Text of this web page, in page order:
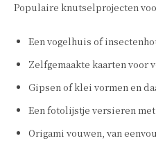
Populaire knutselprojecten
Een vogelhuis of
Zelfgemaakte kaarten voor
Gipsen of klei vormen en
Een fotolijstje versieren
Origami vouwen, van